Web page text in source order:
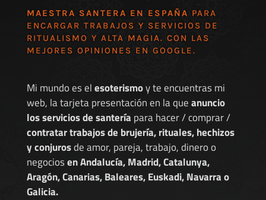
MAESTRA SANTERA EN ESPAÑA PARA
ENCARGAR TRABAJOS Y SERVICIOS DE
RITUALISMO Y ALTA MAGIA. CON LAS
MEJORES OPINIONES EN GOOGLE.
Mi mundo es elesoterismoy te encuentras mi
web, la tarjeta presentación en la queanuncio
los servicios de santería para hacer / comprar /
contratar trabajos de brujería, rituales, hechizos
y conjurosde amor, pareja, trabajo, dinero o
negociosen Andalucía, Madrid, Catalunya,
Aragón, Canarias, Baleares, Euskadi, Navarra o
Galicia.